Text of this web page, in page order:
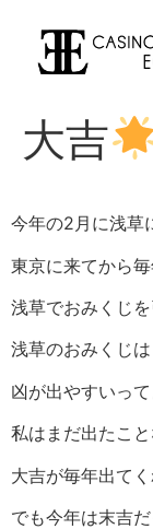
大吉
今年の2月に浅草
東京に来てから
浅草でおみくじ
浅草のおみくじは
凶が出やすいっ
私はまだ出たこと
大吉が毎年出てく
でも今年は末吉